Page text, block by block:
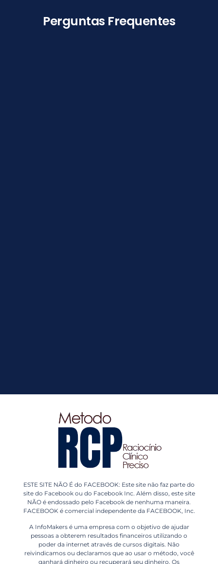
Perguntas Frequentes
ESTE SITE NÃO É do FACEBOOK: Este site não faz parte do
site do Facebook ou do Facebook Inc. Além disso, este site
NÃO é endossado pelo Facebook de nenhuma maneira.
FACEBOOK é comercial independente da FACEBOOK, Inc.
A InfoMakers é uma empresa com o objetivo de ajudar
pessoas a obterem resultados financeiros utilizando o
poder da internet através de cursos digitais. Não
reivindicamos ou declaramos que ao usar o método, você
ganhará dinheiro ou recuperará seu dinheiro. Os